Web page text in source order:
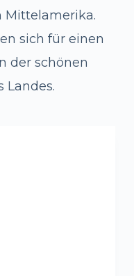
Mittelamerika.
sich für einen
der schönen
Landes.